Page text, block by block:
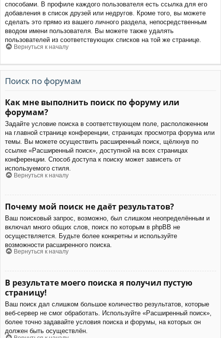
способами. В профиле каждого пользователя есть ссылка для его
добавления в список друзей или недругов. Кроме того, вы можете
сделать это прямо из вашего личного раздела, непосредственным
вводом имени пользователя. Вы можете также удалять
пользователей из соответствующих списков на той же странице.
Вернуться к началу
Поиск по форумам
Как мне выполнить поиск по форуму или
форумам?
Задайте условие поиска в соответствующем поле, расположенном
на главной странице конференции, страницах просмотра форума или
темы. Вы можете осуществить расширенный поиск, щёлкнув по
ссылке «Расширенный поиск», доступной на всех страницах
конференции. Способ доступа к поиску может зависеть от
используемого стиля.
Вернуться к началу
Почему мой поиск не даёт результатов?
Ваш поисковый запрос, возможно, был слишком неопределённым и
включал много общих слов, поиск по которым в phpBB не
осуществляется. Будьте более конкретны и используйте
возможности расширенного поиска.
Вернуться к началу
В результате моего поиска я получил пустую
страницу!
Ваш поиск дал слишком большое количество результатов, которые
веб-сервер не смог обработать. Используйте «Расширенный поиск»,
более точно задавайте условия поиска и форумы, на которых он
должен быть осуществлён.